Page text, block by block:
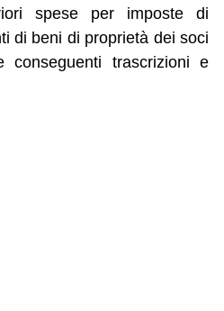
spese per imposte di
di beni di proprietà dei soci
trascrizioni e